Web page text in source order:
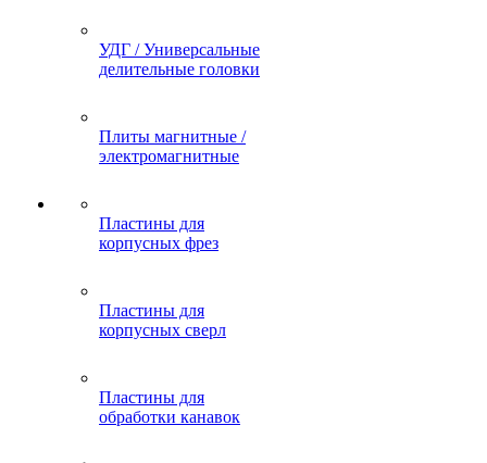
УДГ / Универсальные
делительные головки
Плиты магнитные /
электромагнитные
Пластины для
корпусных фрез
Пластины для
корпусных сверл
Пластины для
обработки канавок